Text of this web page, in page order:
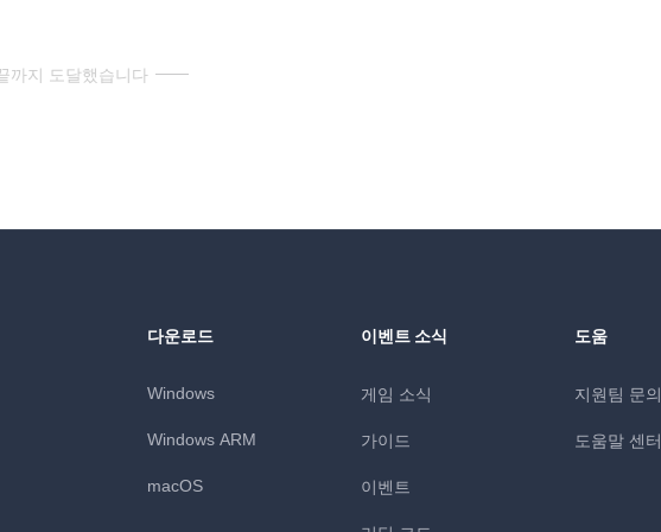
까지 도달했습니다
다운로드
Windows
Windows ARM
macOS
이벤트 소식
게임 소식
가이드
이벤트
도움
지원팀 문의
도움말 센터